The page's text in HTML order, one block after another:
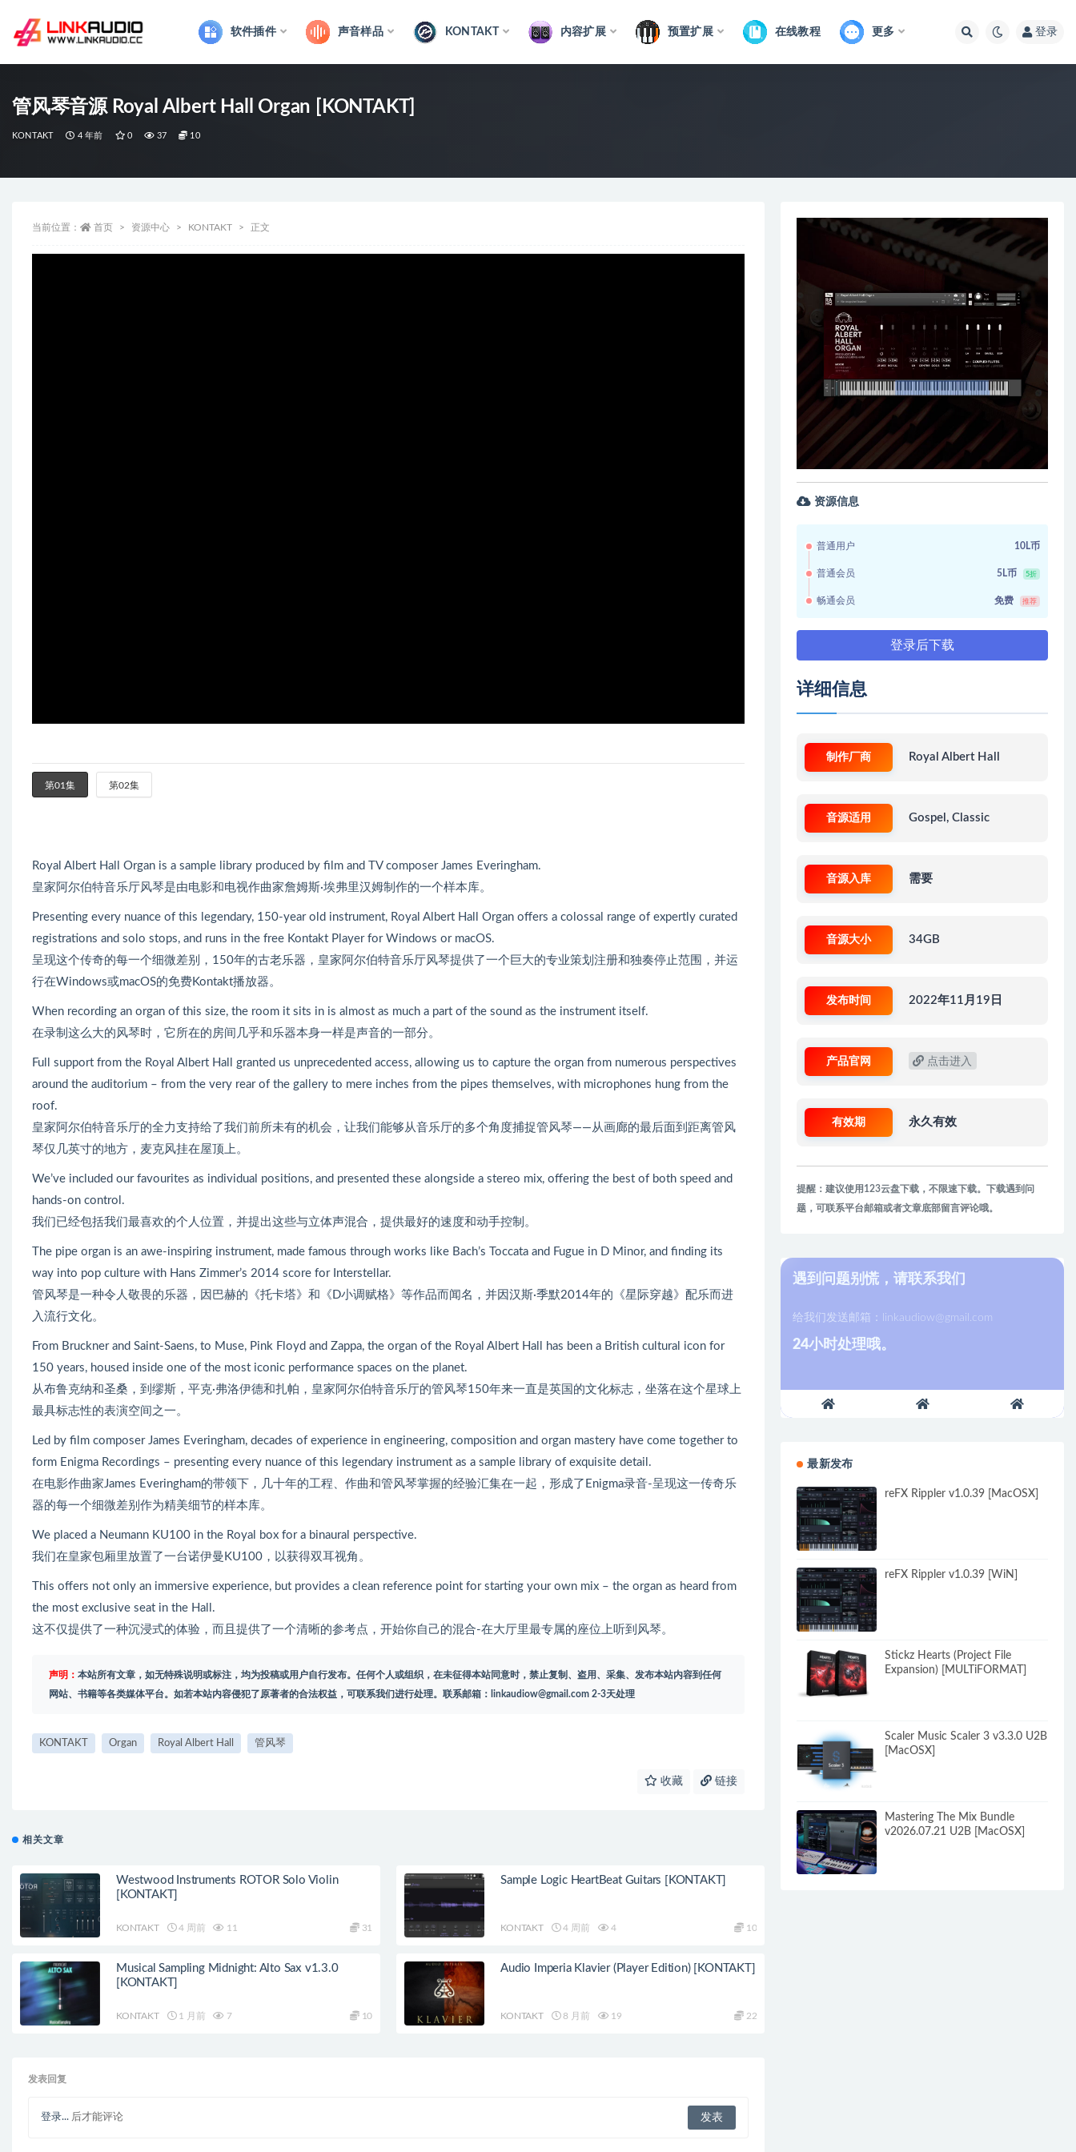
软件插件 声音样品 KONTAKT 内容扩展 预置扩展 在线教程 更多 登录
管风琴音源 Royal Albert Hall Organ [KONTAKT]
KONTAKT 4 年前 0 37 10
当前位置： 首页 资源中心 KONTAKT 正文
第01集 第02集
Royal Albert Hall Organ is a sample library produced by film and TV composer James Everingham.
皇家阿尔伯特音乐厅风琴是由电影和电视作曲家詹姆斯·埃弗里汉姆制作的一个样本库。
Presenting every nuance of this legendary, 150-year old instrument, Royal Albert Hall Organ offers a colossal range of expertly curated
registrations and solo stops, and runs in the free Kontakt Player for Windows or macOS.
呈现这个传奇的每一个细微差别，150年的古老乐器，皇家阿尔伯特音乐厅风琴提供了一个巨大的专业策划注册和独奏停止范围，并运
行在Windows或macOS的免费Kontakt播放器。
When recording an organ of this size, the room it sits in is almost as much a part of the sound as the instrument itself.
在录制这么大的风琴时，它所在的房间几乎和乐器本身一样是声音的一部分。
Full support from the Royal Albert Hall granted us unprecedented access, allowing us to capture the organ from numerous perspectives
around the auditorium – from the very rear of the gallery to mere inches from the pipes themselves, with microphones hung from the
roof.
皇家阿尔伯特音乐厅的全力支持给了我们前所未有的机会，让我们能够从音乐厅的多个角度捕捉管风琴——从画廊的最后面到距离管风
琴仅几英寸的地方，麦克风挂在屋顶上。
We’ve included our favourites as individual positions, and presented these alongside a stereo mix, offering the best of both speed and
hands-on control.
我们已经包括我们最喜欢的个人位置，并提出这些与立体声混合，提供最好的速度和动手控制。
The pipe organ is an awe-inspiring instrument, made famous through works like Bach’s Toccata and Fugue in D Minor, and finding its
way into pop culture with Hans Zimmer’s 2014 score for Interstellar.
管风琴是一种令人敬畏的乐器，因巴赫的《托卡塔》和《D小调赋格》等作品而闻名，并因汉斯·季默2014年的《星际穿越》配乐而进
入流行文化。
From Bruckner and Saint-Saens, to Muse, Pink Floyd and Zappa, the organ of the Royal Albert Hall has been a British cultural icon for
150 years, housed inside one of the most iconic performance spaces on the planet.
从布鲁克纳和圣桑，到缪斯，平克·弗洛伊德和扎帕，皇家阿尔伯特音乐厅的管风琴150年来一直是英国的文化标志，坐落在这个星球上
最具标志性的表演空间之一。
Led by film composer James Everingham, decades of experience in engineering, composition and organ mastery have come together to
form Enigma Recordings – presenting every nuance of this legendary instrument as a sample library of exquisite detail.
在电影作曲家James Everingham的带领下，几十年的工程、作曲和管风琴掌握的经验汇集在一起，形成了Enigma录音-呈现这一传奇乐
器的每一个细微差别作为精美细节的样本库。
We placed a Neumann KU100 in the Royal box for a binaural perspective.
我们在皇家包厢里放置了一台诺伊曼KU100，以获得双耳视角。
This offers not only an immersive experience, but provides a clean reference point for starting your own mix – the organ as heard from
the most exclusive seat in the Hall.
这不仅提供了一种沉浸式的体验，而且提供了一个清晰的参考点，开始你自己的混合-在大厅里最专属的座位上听到风琴。
声明： 本站所有文章，如无特殊说明或标注，均为投稿或用户自行发布。任何个人或组织，在未征得本站同意时，禁止复制、盗用、采集、发布本站内容到任何
网站、书籍等各类媒体平台。如若本站内容侵犯了原著者的合法权益，可联系我们进行处理。联系邮箱： linkaudiow@gmail.com 2-3天处理
KONTAKT Organ Royal Albert Hall 管风琴
收藏 链接
相关文章
Westwood Instruments ROTOR Solo Violin
[KONTAKT]
KONTAKT 4 周前 11 31
Sample Logic HeartBeat Guitars [KONTAKT]
KONTAKT 4 周前 4 10
Musical Sampling Midnight: Alto Sax v1.3.0
[KONTAKT]
KONTAKT 1 月前 7 10
Audio Imperia Klavier (Player Edition) [KONTAKT]
KONTAKT 8 月前 19 22
发表回复
登录... 后才能评论
资源信息
普通用户 10L币
普通会员 5L币 5折
畅通会员 免费 推荐
登录后下载
详细信息
制作厂商 Royal Albert Hall
音源适用 Gospel, Classic
音源入库 需要
音源大小 34GB
发布时间 2022年11月19日
产品官网 点击进入
有效期 永久有效
提醒：建议使用123云盘下载，不限速下载。下载遇到问
题，可联系平台邮箱或者文章底部留言评论哦。
遇到问题别慌，请联系我们
给我们发送邮箱： linkaudiow@gmail.com
24小时处理哦。
最新发布
reFX Rippler v1.0.39 [MacOSX]
reFX Rippler v1.0.39 [WiN]
Stickz Hearts (Project File
Expansion) [MULTiFORMAT]
Scaler Music Scaler 3 v3.3.0 U2B
[MacOSX]
Mastering The Mix Bundle
v2026.07.21 U2B [MacOSX]
全部